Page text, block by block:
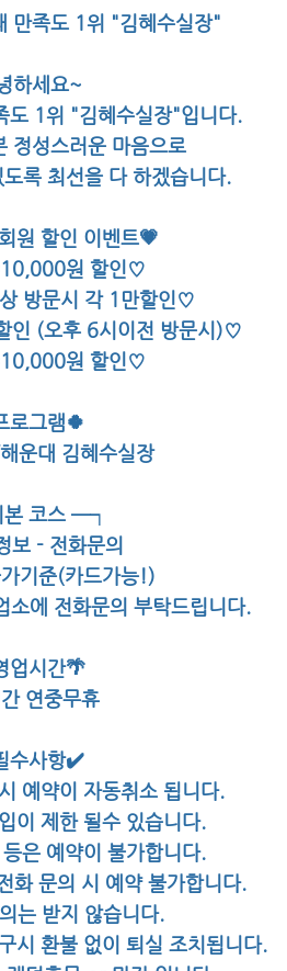
만족도 1위 "김혜수실장"
하세요~
도 1위 "김혜수실장"입니다.
정성스러운 마음으로
록 최선을 다 하겠습니다.
원 할인 이벤트💗
원 할인♡
방문시 각 1만할인♡
인 (오후 6시이전 방문시)♡
원 할인♡
로그램🍀
운대 김혜수실장
코스 ─┐
보 - 전화문의
기준(카드가능!)
소에 전화문의 부탁드립니다.
업시간🌴
연중무휴
수사항✔️
예약이 자동취소 됩니다.
이 제한 될수 있습니다.
은 예약이 불가합니다.
화 문의 시 예약 불가합니다.
는 받지 않습니다.
시 환불 없이 퇴실 조치됩니다.